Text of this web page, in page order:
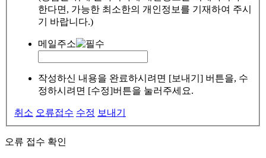
한다면, 가능한 최소한의 개인정보를 기재하여 주시
기 바랍니다.)
메일주소
작성하신 내용을 완료하시려면 [보내기] 버튼을, 수
정하시려면 [수정]버튼을 눌러주세요.
취소 오류접수 수정 보내기
오류 접수 확인